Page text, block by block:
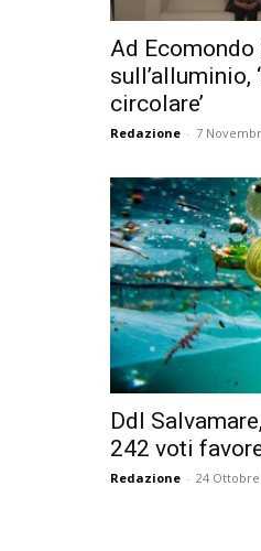
Ad
sull’alluminio,
circolare’
Redazione - 7
Ddl
242 voti
Redazione - 24 Ottobre